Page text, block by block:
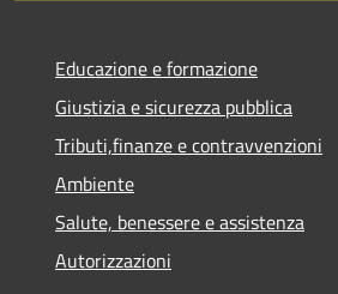
Educazione e formazione
Giustizia e sicurezza pubblica
Tributi,finanze e contravvenzioni
Ambiente
Salute, benessere e assistenza
Autorizzazioni